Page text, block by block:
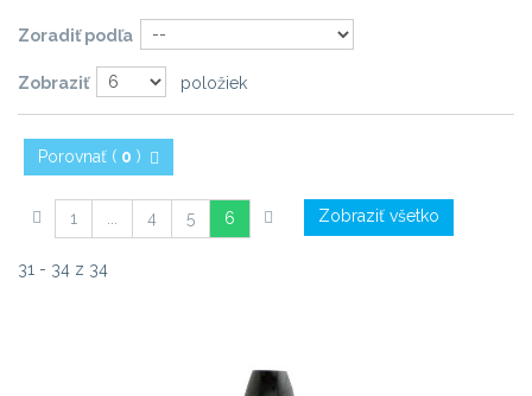
Zoradiť podľa
Zobraziť položiek
Porovnať ( 0 )
Zobraziť všetko
1 4 5 6
31 - 34 z 34